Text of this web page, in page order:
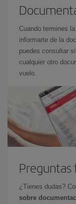
Cuando termines
informarte de la
puedes consultar
cualquier otro
vuelo.
¿Tienes dudas?
sobre